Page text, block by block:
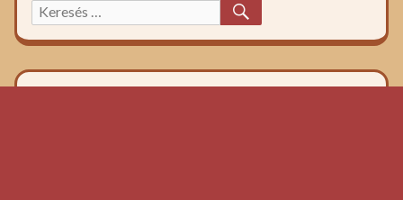
Keresett
főzelék